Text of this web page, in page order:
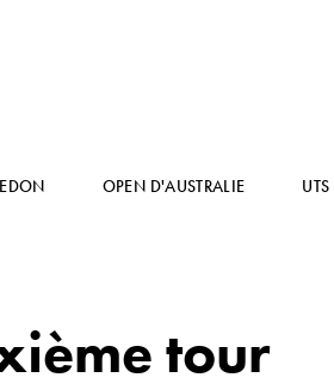
OPEN D'AUSTRALIE UTS
tour